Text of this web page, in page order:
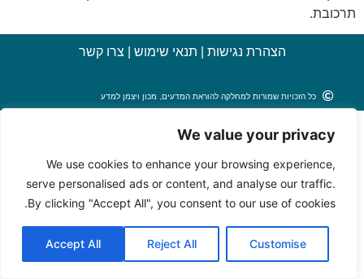
We value your privacy
We use cookies to enhance your browsing experience,
serve personalised ads or content, and analyse our traffic.
By clicking "Accept All", you consent to our use of cookies.
Customise
Reject All
Accept All
תרכובת.
כל הזכויות שמורות למחלקה להוראת המדעים, מכון ויצמן למדע
הצהרת נגישות תנאי שימוש צרו קשר